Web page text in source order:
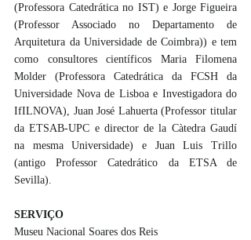
(Professora Catedrática no IST) e Jorge Figueira
(Professor Associado no Departamento de
Arquitetura da Universidade de Coimbra)) e tem
como consultores científicos Maria Filomena
Molder (Professora Catedrática da FCSH da
Universidade Nova de Lisboa e Investigadora do
IfILNOVA), Juan José Lahuerta (Professor titular
da ETSAB-UPC e director de la Càtedra Gaudí
na mesma Universidade) e Juan Luis Trillo
(antigo Professor Catedrático da ETSA de
Sevilla).
SERVIÇO
Museu Nacional Soares dos Reis